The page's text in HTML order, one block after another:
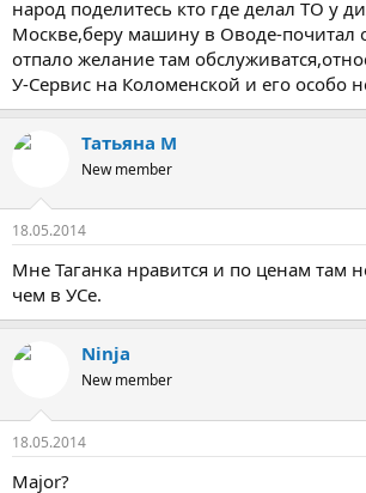
а
народ поделитесь кто где делал ТО у
Москве,беру машину в Оводе-почитал
отпало желание там
У-Сервис на Коломенской и его особо
Татьяна М
New member
18.05.2014
Мне Таганка нравится и по ценам там
чем в УСе.
Ninja
New member
18.05.2014
Major?